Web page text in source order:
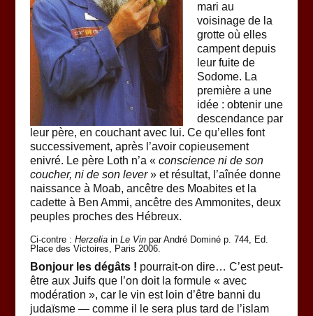
mari au
voisinage de la
grotte où elles
campent depuis
leur fuite de
Sodome. La
première a une
idée : obtenir une
descendance par
leur père, en couchant avec lui. Ce qu’elles font
successivement, après l’avoir copieusement
enivré. Le père Loth n’a « conscience ni de son
coucher, ni de son lever» et résultat, l’aînée donne
naissance à Moab, ancêtre des Moabites et la
cadette à Ben Ammi, ancêtre des Ammonites, deux
peuples proches des Hébreux.
Ci-contre : Herzeliain Le Vin par André Dominé p. 744, Ed.
Place des Victoires, Paris 2006.
Bonjour les dégâts ! pourrait-on dire… C’est peut-
être aux Juifs que l’on doit la formule « avec
modération », car le vin est loin d’être banni du
judaïsme — comme il le sera plus tard de l’islam